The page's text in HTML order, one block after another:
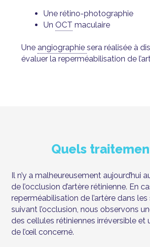
Une rétino-photographie
Un OCT maculaire
Une angiographie sera réalisée à
évaluer la reperméabilisation de
Quels
Il n’y a malheureusement aujourd’hui
de l’occlusion d’artère rétinienne. En
reperméabilisation de l’artère dans les
suivant l’occlusion, nous observons
des cellules rétiniennes irréversible et
de l’œil concerné.